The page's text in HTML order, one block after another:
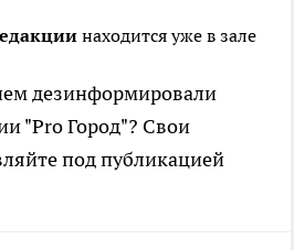
находится уже в зале
дезинформировали
"Pro Город"? Свои
под публикацией